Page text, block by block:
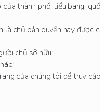
thành phố, tiểu bang,
là chủ bản quyền hay được
chủ sở hữu;
của chúng tôi để truy